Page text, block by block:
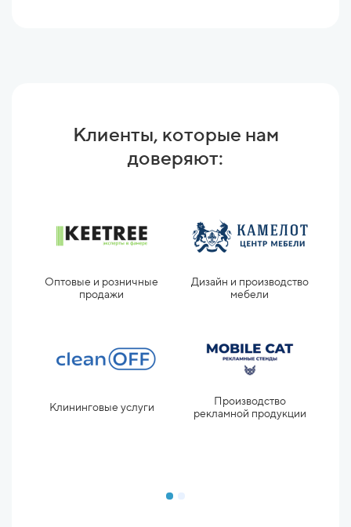
Клиенты, которые нам
доверяют:
Оптовые и розничные
продажи
Дизайн и производство
мебели
Клининговые услуги
Производство
рекламной продукции